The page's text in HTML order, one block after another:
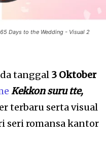
Days to the Wedding - Visual 2
tanggal 3 Oktober
Kekkon suru tte,
terbaru serta visual
seri romansa kantor